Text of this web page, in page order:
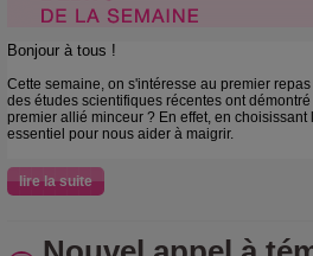
Bonjour à tous !
Cette semaine, on s'intéresse au premier
des études scientifiques récentes ont
premier allié minceur ? En effet, en
essentiel pour nous aider à maigrir.
lire la suite